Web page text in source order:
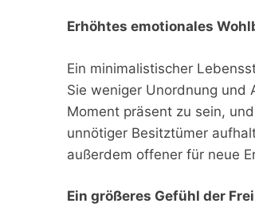
Erhöhtes emotionales
Ein minimalistischer
Sie weniger Unordnung und
Moment präsent zu sein,
unnötiger Besitztümer
außerdem offener für neue
Ein größeres Gefühl der